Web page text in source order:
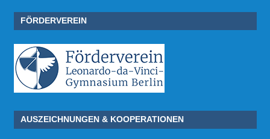
FÖRDERVEREIN
AUSZEICHNUNGEN & KOOPERATIONEN